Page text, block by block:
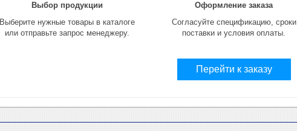
Выбор продукции
Выберите нужные товары в каталоге
или отправьте запрос менеджеру.
Оформление заказа
Согласуйте спецификацию, сроки
поставки и условия оплаты.
Перейти к заказу